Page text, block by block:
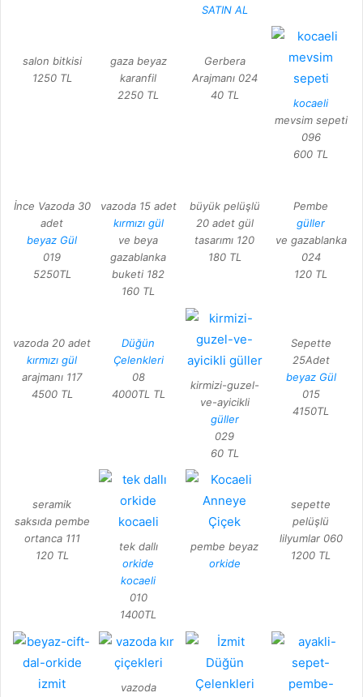
SATIN AL
salon bitkisi
1250 TL
gaza beyaz
karanfil
2250 TL
Gerbera
Arajmanı 024
40 TL
kocaeli
mevsim sepeti
096
600 TL
İnce Vazoda 30
adet
beyaz Gül
019
5250TL
vazoda 15 adet
kırmızı gül
ve beya
gazablanka
buketi 182
160 TL
büyük pelüşlü
20 adet gül
tasarımı 120
180 TL
Pembe
güller
ve gazablanka
024
120 TL
vazoda 20 adet
kırmızı gül
arajmanı 117
4500 TL
Düğün
Çelenkleri
08
4000TL TL
kirmizi-guzel-
ve-ayicikli
güller
029
60 TL
Sepette
25Adet
beyaz Gül
015
4150TL
seramik
saksıda pembe
ortanca 111
120 TL
tek dallı
orkide
kocaeli
010
1400TL
pembe beyaz
orkide
sepette
pelüşlü
lilyumlar 060
1200 TL
vazoda